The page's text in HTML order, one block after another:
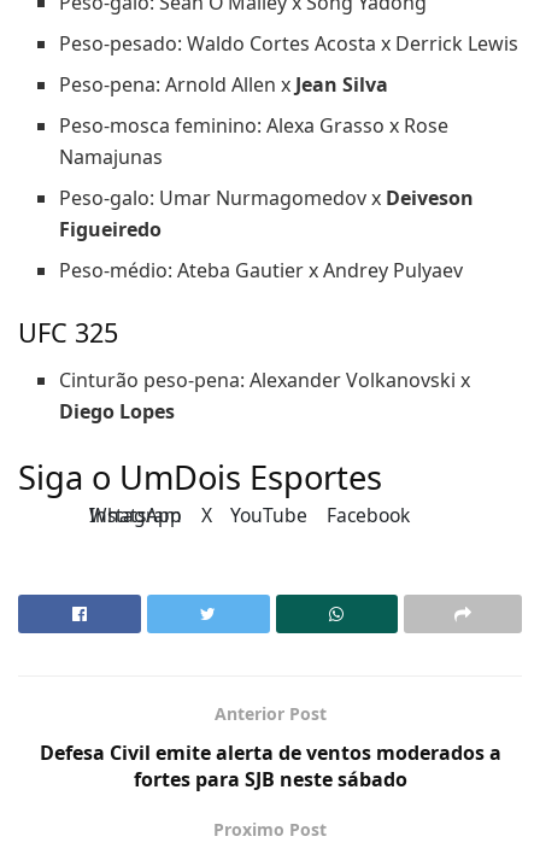
Peso-pesado: Waldo Cortes Acosta x Derrick Lewis
Peso-pena: Arnold Allen x Jean Silva
Peso-mosca feminino: Alexa Grasso x Rose
Namajunas
Peso-galo: Umar Nurmagomedov x Deiveson
Figueiredo
Peso-médio: Ateba Gautier x Andrey Pulyaev
UFC 325
Cinturão peso-pena: Alexander Volkanovski x
Diego Lopes
Siga o UmDois Esportes
Instagram X YouTube Facebook
WhatsApp
Anterior Post
Defesa Civil emite alerta de ventos moderados a
fortes para SJB neste sábado
Proximo Post